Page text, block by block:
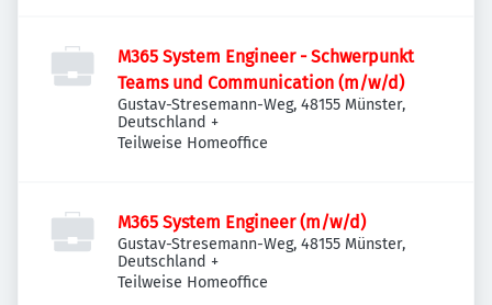
M365 System Engineer - Schwerpunkt
Teams und Communication (m/w/d)
Gustav-Stresemann-Weg, 48155 Münster,
Deutschland +
Teilweise Homeoffice
M365 System Engineer (m/w/d)
Gustav-Stresemann-Weg, 48155 Münster,
Deutschland +
Teilweise Homeoffice